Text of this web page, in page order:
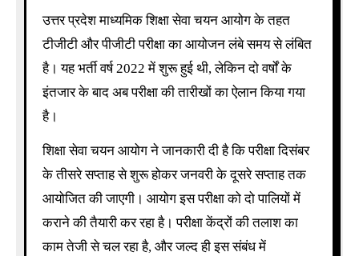
उत्तर प्रदेश माध्यमिक शिक्षा सेवा चयन आयोग के तहत
टीजीटी और पीजीटी परीक्षा का आयोजन लंबे समय से लंबित
है। यह भर्ती वर्ष 2022 में शुरू हुई थी, लेकिन दो वर्षों के
इंतजार के बाद अब परीक्षा की तारीखों का ऐलान किया गया
है।
शिक्षा सेवा चयन आयोग ने जानकारी दी है कि परीक्षा दिसंबर
के तीसरे सप्ताह से शुरू होकर जनवरी के दूसरे सप्ताह तक
आयोजित की जाएगी। आयोग इस परीक्षा को दो पालियों में
कराने की तैयारी कर रहा है। परीक्षा केंद्रों की तलाश का
काम तेजी से चल रहा है, और जल्द ही इस संबंध में